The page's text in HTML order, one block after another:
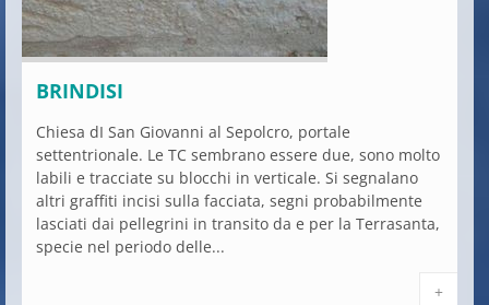
BRINDISI
Chiesa dI San Giovanni al Sepolcro, portale
settentrionale. Le TC sembrano essere due, sono molto
labili e tracciate su blocchi in verticale. Si segnalano
altri graffiti incisi sulla facciata, segni probabilmente
lasciati dai pellegrini in transito da e per la Terrasanta,
specie nel periodo delle...
+